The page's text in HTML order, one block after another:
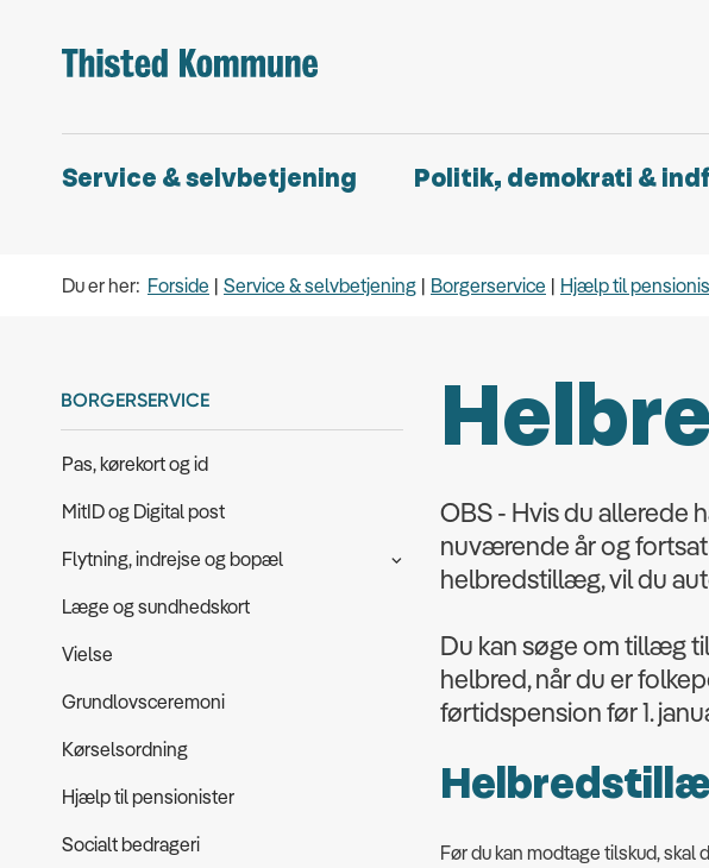
Service & selvbetjening Politik, demokrati &
Du er her: Forside Service & selvbetjening Borgerservice Hjælp til
BORGERSERVICE
Pas, kørekort og id
MitID og Digital post
Flytning, indrejse og bopæl
Læge og sundhedskort
Vielse
Grundlovsceremoni
Kørselsordning
Hjælp til pensionister
Socialt bedrageri
OBS - Hvis du allerede
nuværende år og
helbredstillæg, vil du
Du kan søge om tillæg
helbred, når du er
førtidspension før 1.
Før du kan modtage tilskud,